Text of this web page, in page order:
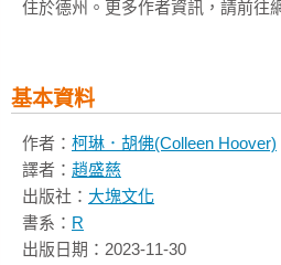
的……今年度的優秀讀物。
如果你是胡佛的粉絲，喜歡胡佛筆
及待讀起這本新小說。如果你沒讀
了胡佛的精湛寫作，以及她將鼓舞
都將愛上主角莉莉且佩服不已，從
──《浪漫時潮書評》（RT Book
柯琳．胡佛提醒讀者，愛是很脆弱
我熱愛仰望天空，感受自身的渺
可惜屋頂大門被人使勁推開，我
都不太可能注意到門口左側後面這
為這裡只有他一個人，不是我的錯。
我輕嘆一口氣，閉上眼，頭往後
託，希望宇宙今天至少幫我一個忙
伴，我寧願是個女伴。我不是弱不
住於德州。更多作者資訊，請前往
基本資料
作者： 柯琳．胡佛(Colleen Hoover)
譯者： 趙盛慈
出版社： 大塊文化
書系： R
出版日期：2023-11-30